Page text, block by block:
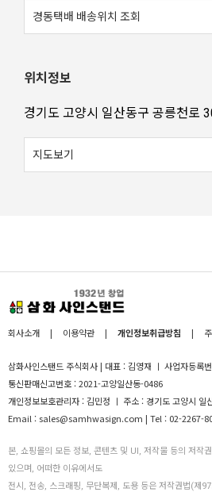
경동택배 배송위치 조회
위치정보
경기도 고양시 일산동구 공릉천로
지도보기
회사소개 | 이용약관 | 개인정보취급방침 |
삼화사인스탠드 주식회사 | 대표 : 김영재 ㅣ 사업자등록
통신판매신고번호 : 2021-고양일산동-0486
개인정보보호관리자 : 김민정 ㅣ 주소 : 경기도 고양시 일
Email : sales@samhwasign.com | Tel : 02-2267-
본, 쇼핑몰의 모든 정보, 콘텐츠 및 UI, 저작물 등의 저작
있으며, 어떠한 이유에서도
전시, 전송, 스크래핑, 무단복제, 도용 등은 저작권법(제